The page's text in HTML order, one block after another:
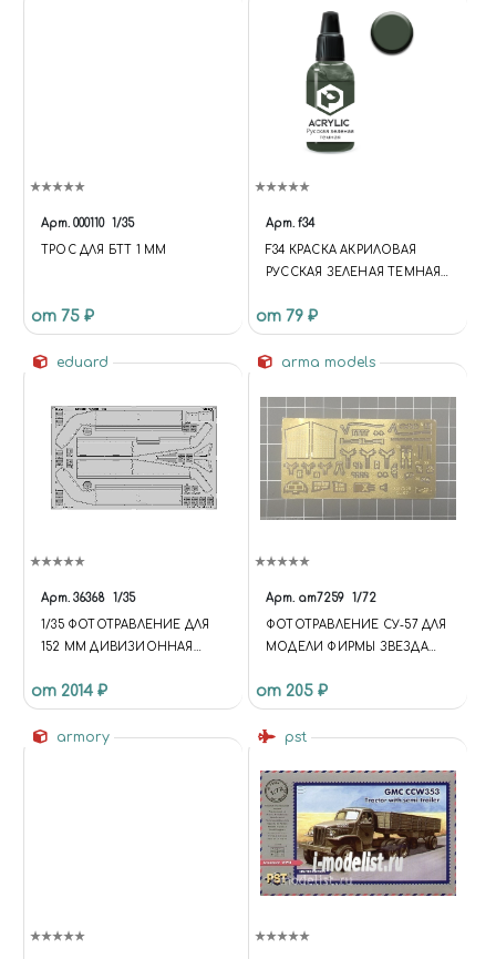
Арт. 000110 1/35
ТРОС ДЛЯ БТТ 1 ММ
от 75 ₽
Арт. f34
F34 КРАСКА АКРИЛОВАЯ
РУССКАЯ ЗЕЛЕНАЯ ТЕМНАЯ
ОБЪЕМ: 10 МЛ.
от 79 ₽
eduard
Арт. 36368 1/35
1/35 ФОТОТРАВЛЕНИЕ ДЛЯ
152 ММ ДИВИЗИОННАЯ
СЕРИИ -С- ЮБКИ
от 2014 ₽
arma models
Арт. am7259 1/72
ФОТОТРАВЛЕНИЕ СУ-57 ДЛЯ
МОДЕЛИ ФИРМЫ ЗВЕЗДА
от 205 ₽
armory pst